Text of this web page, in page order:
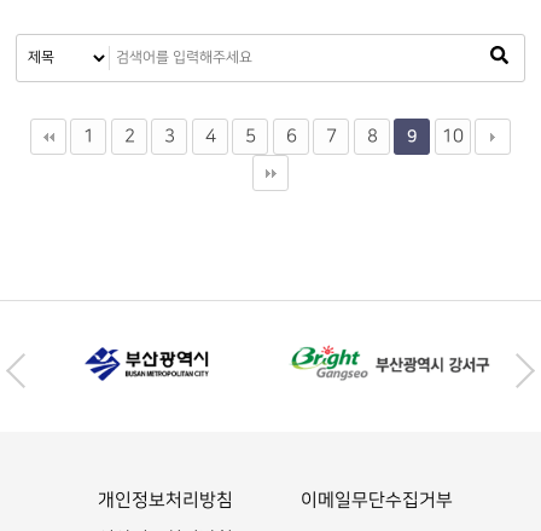
1 2 3 4 5 6 7 8 9 10
개인정보처리방침
이메일무단수집거부